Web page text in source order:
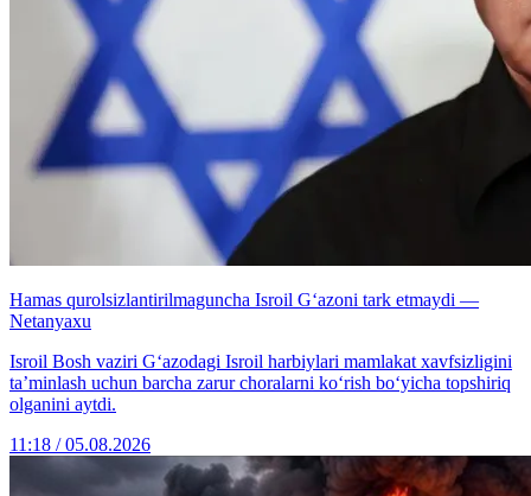
Hamas qurolsizlantirilmaguncha Isroil G‘azoni tark etmaydi —
Netanyaxu
Isroil Bosh vaziri G‘azodagi Isroil harbiylari mamlakat xavfsizligini
ta’minlash uchun barcha zarur choralarni ko‘rish bo‘yicha topshiriq
olganini aytdi.
11:18 / 05.08.2026